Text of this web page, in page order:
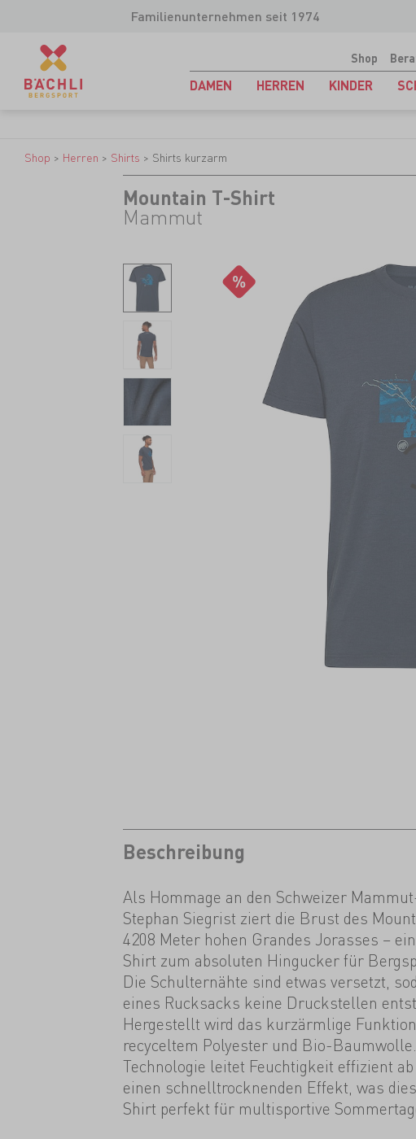
Familienunternehmen seit 1974
Shop
DAMEN HERREN KINDER
Shop > Herren > Shirts > Shirts kurzarm
Mountain T-Shirt
Mammut
Beschreibung
Als Hommage an den Schweizer
Stephan Siegrist ziert die Brust des
4208 Meter hohen Grandes Jorasses –
Shirt zum absoluten Hingucker für
Die Schulternähte sind etwas versetzt,
eines Rucksacks keine Druckstellen
Hergestellt wird das kurzärmlige
recyceltem Polyester und Bio-
Technologie leitet Feuchtigkeit effizient
einen schnelltrocknenden Effekt, was
Shirt perfekt für multisportive